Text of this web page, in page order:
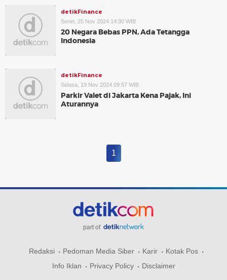
detikFinance
Senin, 25 Nov 2024 14:30 WIB
20 Negara Bebas PPN, Ada Tetangga
Indonesia
detikFinance
Selasa, 19 Nov 2024 09:57 WIB
Parkir Valet di Jakarta Kena Pajak, Ini
Aturannya
1
part of
Redaksi Pedoman Media Siber Karir
Kotak Pos
Info Iklan
Privacy Policy Disclaimer